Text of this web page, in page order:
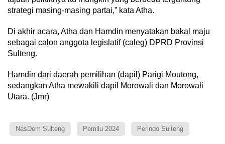
strategi masing-masing partai,” kata Atha.
Di akhir acara, Atha dan Hamdin menyatakan bakal maju
sebagai calon anggota legislatif (caleg) DPRD Provinsi
Sulteng.
Hamdin dari daerah pemilihan (dapil) Parigi Moutong,
sedangkan Atha mewakili dapil Morowali dan Morowali
Utara. (Jmr)
NasDem Sulteng Pemilu 2024 Perindo Sulteng